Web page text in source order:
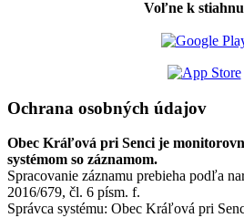
Voľne k
Ochrana osobných údajov
Obec Kráľová pri Senci je
systémom so záznamom.
Spracovanie záznamu prebieha podľa
2016/679, čl. 6 písm. f.
Správca systému: Obec Kráľová pri